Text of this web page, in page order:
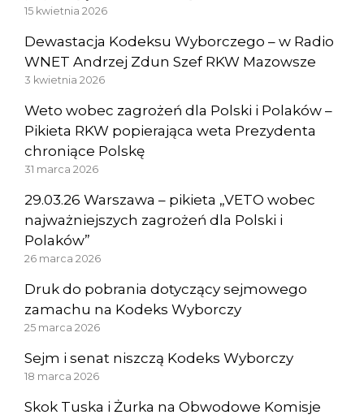
15 kwietnia 2026
Dewastacja Kodeksu Wyborczego – w Radio
WNET Andrzej Zdun Szef RKW Mazowsze
3 kwietnia 2026
Weto wobec zagrożeń dla Polski i Polaków –
Pikieta RKW popierająca weta Prezydenta
chroniące Polskę
31 marca 2026
29.03.26 Warszawa – pikieta „VETO wobec
najważniejszych zagrożeń dla Polski i
Polaków”
26 marca 2026
Druk do pobrania dotyczący sejmowego
zamachu na Kodeks Wyborczy
25 marca 2026
Sejm i senat niszczą Kodeks Wyborczy
18 marca 2026
Skok Tuska i Żurka na Obwodowe Komisje